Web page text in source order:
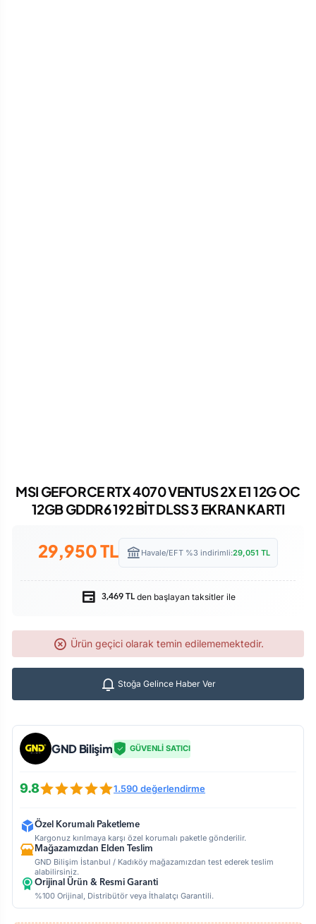
MSI GEFORCE RTX 4070 VENTUS 2X E1 12G OC
12GB GDDR6 192 BİT DLSS 3 EKRAN KARTI
29,950TL Havale/EFT %3 indirimli:29,051 TL
3,469 TLden başlayan taksitler ile
Ürün geçici olarak temin edilememektedir.
Stoğa Gelince Haber Ver
GND Bilişim GÜVENLİ SATICI
9.8 1.590 değerlendirme
Özel Korumalı Paketleme
Kargonuz kırılmaya karşı özel korumalı paketle gönderilir.
Mağazamızdan Elden Teslim
GND Bilişim İstanbul / Kadıköy mağazamızdan test ederek teslim
alabilirsiniz.
Orijinal Ürün & Resmi Garanti
%100 Orijinal, Distribütör veya İthalatçı Garantili.